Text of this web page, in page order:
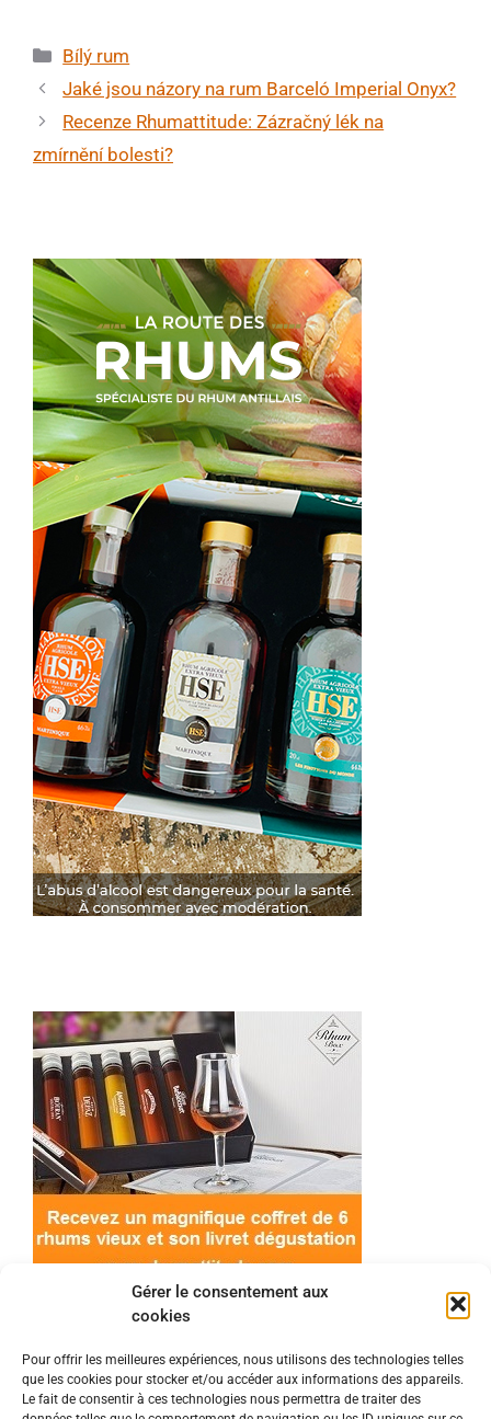
Gérer le consentement aux
cookies
Pour offrir les meilleures expériences, nous utilisons des technologies telles
que les cookies pour stocker et/ou accéder aux informations des appareils.
Le fait de consentir à ces technologies nous permettra de traiter des
Rubriky
Bílý rum
Jaké jsou názory na rum Barceló Imperial Onyx?
Recenze Rhumattitude: Zázračný lék na
zmírnění bolesti?
© 2022 Meilleur-rhum.net - Tous droits réservés